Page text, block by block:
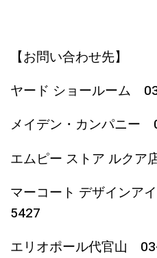
【お問い合わせ先】
ヤード ショールーム
メイデン・カンパニー
エムピー ストア ルク
マーコート デザインア
5427
エリオポール代官山